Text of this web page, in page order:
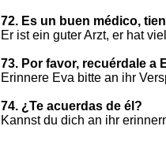
72. Es un buen médico,
Er ist ein guter Arzt, er hat
73. Por favor, recuérdale a
Erinnere Eva bitte an ihr
74. ¿Te acuerdas de él?
Kannst du dich an ihr